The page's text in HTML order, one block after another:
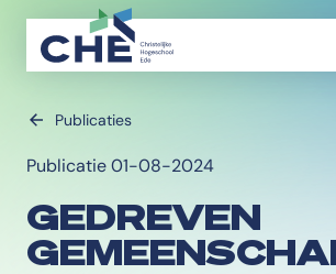
Publicaties
Publicatie 01-08-2024
GEDREVEN